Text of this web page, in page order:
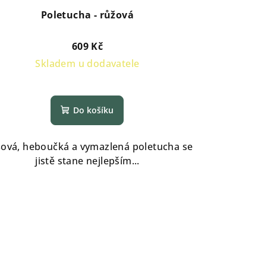
Poletucha - růžová
609 Kč
Skladem u dodavatele
hodnocení
produktu
je
5,0
z
Do košíku
heboučká a vymazlená poletucha se
jistě stane nejlepším...